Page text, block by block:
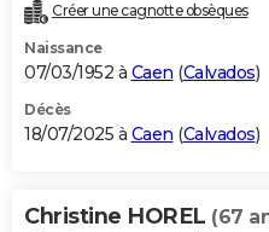
Créer une cagnotte obsèques
Naissance
07/03/1952 à Caen (Calvados)
Décès
18/07/2025 à Caen (Calvados)
Christine HOREL (67